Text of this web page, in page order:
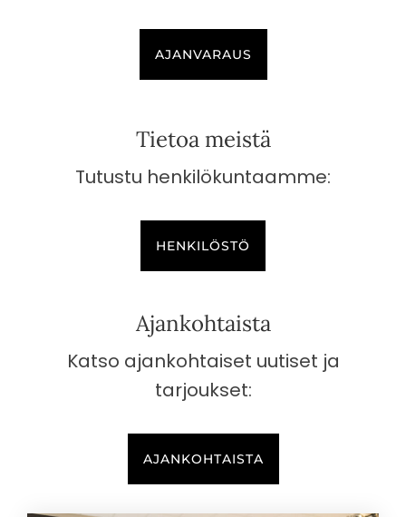
AJANVARAUS
Tietoa meistä
Tutustu henkilökuntaamme:
HENKILÖSTÖ
Ajankohtaista
Katso ajankohtaiset uutiset ja
tarjoukset:
AJANKOHTAISTA